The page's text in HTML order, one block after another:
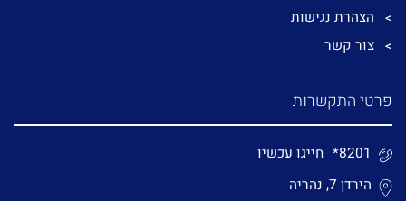
הצהרת נגישות
צור קשר
פרטי התקשרות
*8201 חייגו עכשיו
הירדן 7, נהריה